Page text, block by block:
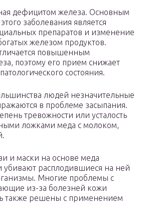
дефицитом железа. Основным
заболевания является
препаратов и изменение
железом продуктов.
повышенным
поэтому его прием снижает
состояния.
людей незначительные
в проблеме засыпания.
тревожности или усталость
ложками меда с молоком,
и маски на основе меда
убивают расплодившиеся на ней
Многие проблемы с
из-за болезней кожи
также решены с применением